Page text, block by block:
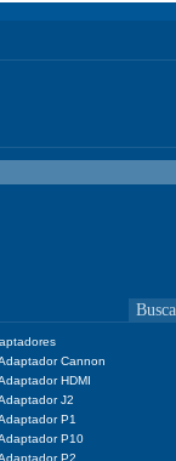
Cannon
HDMI
J2
P1
P10
P2